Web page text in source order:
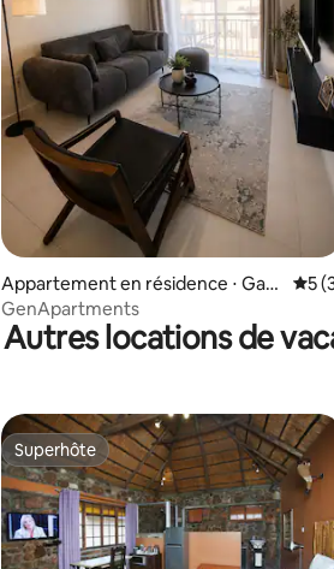
sur la base de 60 commentaires
Appartement en résidence ⋅ Gab
orone
5
GenApartments
Autres locations de
Superhôte
Superhôte